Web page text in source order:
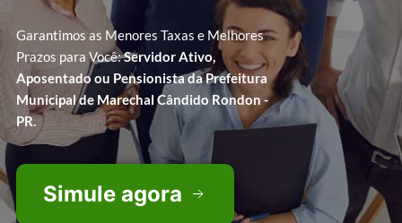
Garantimos as Menores Taxas e Melhores
Prazos para Você:Servidor Ativo,
Aposentado ou Pensionista da Prefeitura
Municipal de Marechal Cândido Rondon -
PR.
Simule agora